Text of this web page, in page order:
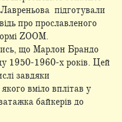
підготували
про прославленого
ZOOM.
що Марлон Брандо
1950-1960-х років. Цей
завдяки
вміло вплітав у
байкерів до